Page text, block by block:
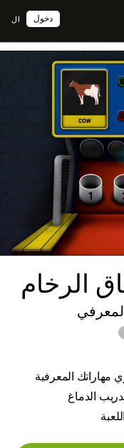
ال دخول
الرخام
مهاراتك المعرفية
الدماغ